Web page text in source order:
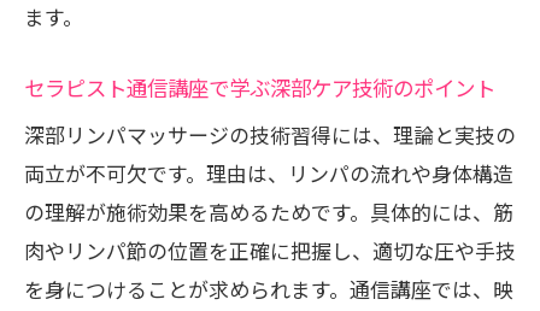
ます。
セラピスト通信講座で学ぶ深部ケア技術のポイント
深部リンパマッサージの技術習得には、理論と実技の
両立が不可欠です。理由は、リンパの流れや身体構造
の理解が施術効果を高めるためです。具体的には、筋
肉やリンパ節の位置を正確に把握し、適切な圧や手技
を身につけることが求められます。通信講座では、映